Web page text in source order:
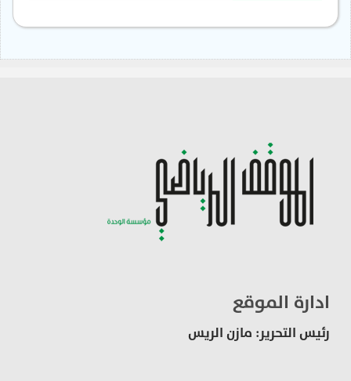
ادارة الموقع
رئيس التحرير: مازن الريس